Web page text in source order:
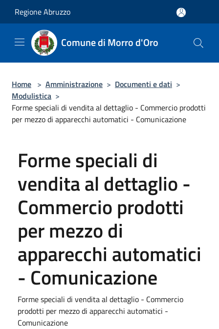
Regione Abruzzo
Comune di Morro d'Oro
Home > Amministrazione > Documenti e dati >
Modulistica >
Forme speciali di vendita al dettaglio - Commercio prodotti
per mezzo di apparecchi automatici - Comunicazione
Forme speciali di
vendita al dettaglio -
Commercio prodotti
per mezzo di
apparecchi automatici
- Comunicazione
Forme speciali di vendita al dettaglio - Commercio
prodotti per mezzo di apparecchi automatici -
Comunicazione